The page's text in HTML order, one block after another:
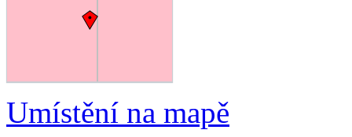
Umístění na mapě